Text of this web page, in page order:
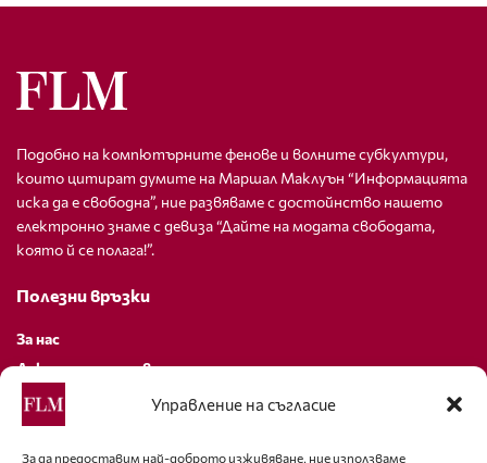
Управление на съгласие
За да предоставим най-доброто изживяване, ние използваме
Подобно на компютърните фенове и волните субкултури,
които цитират думите на Маршал Маклуън “Информацията
иска да е свободна”, ние развяваме с достойнство нашето
електронно знаме с девиза “Дайте на модата свободата,
която й се полага!”.
Полезни връзки
За нас
Декларация за поверителност
Политика за бисквитки
За контакти